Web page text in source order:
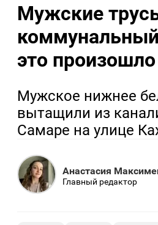
Мужские
это произошло
Мужское нижнее
вытащили из
Самаре на улице
Анастасия
Главный редактор